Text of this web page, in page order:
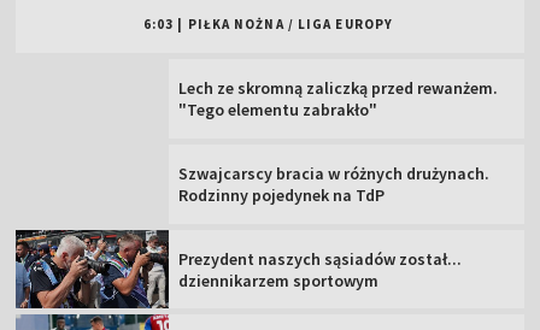
6:03 | PIŁKA NOŻNA / LIGA EUROPY
Lech ze skromną zaliczką przed rewanżem.
"Tego elementu zabrakło"
Szwajcarscy bracia w różnych drużynach.
Rodzinny pojedynek na TdP
Prezydent naszych sąsiadów został...
dziennikarzem sportowym